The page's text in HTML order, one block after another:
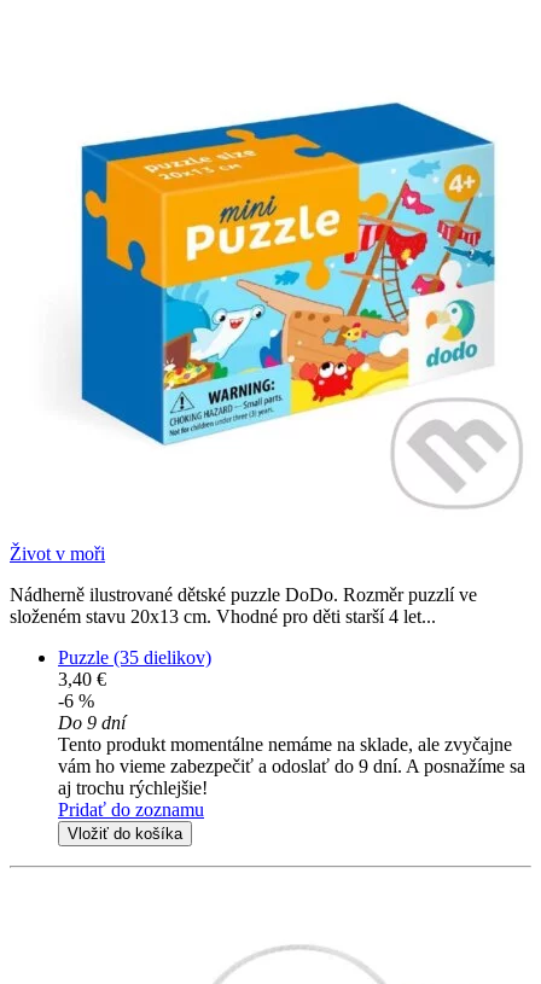
Život v moři
Nádherně ilustrované dětské puzzle DoDo. Rozměr puzzlí ve
složeném stavu 20x13 cm. Vhodné pro děti starší 4 let...
Puzzle (35 dielikov)
3,40 €
-6 %
Do 9 dní
Tento produkt momentálne nemáme na sklade, ale zvyčajne
vám ho vieme zabezpečiť a odoslať do 9 dní. A posnažíme sa
aj trochu rýchlejšie!
Pridať do zoznamu
Vložiť do košíka